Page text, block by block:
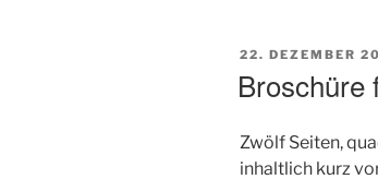
22. DEZEMBER
Broschüre
Zwölf Seiten,
inhaltlich kurz